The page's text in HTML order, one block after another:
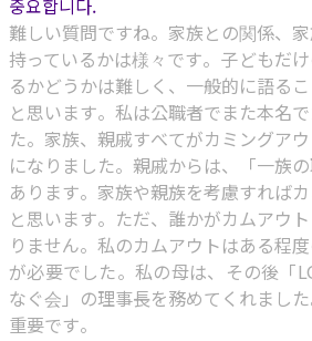
중요합니다.
難しい質問ですね。家族との関係、
持っているかは様々です。子どもだ
るかどうかは難しく、一般的に語る
と思います。私は公職者でまた本名
た。家族、親戚すべてがカミングア
になりました。親戚からは、「一族
あります。家族や親族を考慮すれば
と思います。ただ、誰かがカムアウ
りません。私のカムアウトはある程
が必要でした。私の母は、その後「
なぐ会」の理事長を務めてくれまし
重要です。